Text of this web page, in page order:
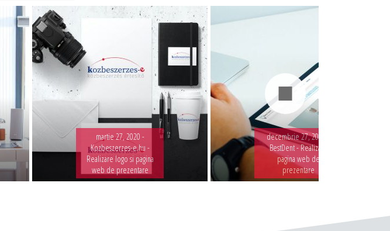
martie 27, 2020 -
Kozbeszerzes-e.hu -
Realizare logo si pagina
web de prezentare
decembrie 27, 2019 -
BestDent - Realizare
pagina web de
prezentare